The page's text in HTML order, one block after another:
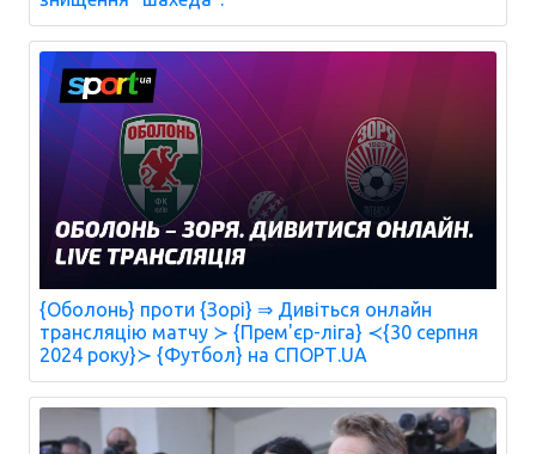
{Оболонь} проти {Зорі} ⇒ Дивіться онлайн
трансляцію матчу ≻ {Прем'єр-ліга} ≺{30 серпня
2024 року}≻ {Футбол} на СПОРТ.UA